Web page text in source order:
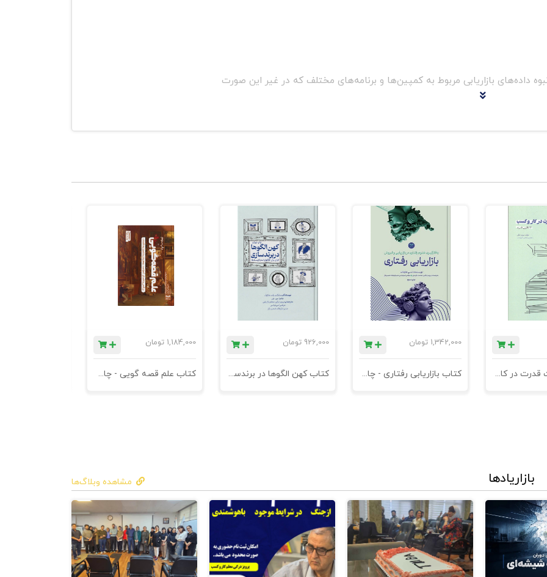
داده‌های بازاریابی مربوط به کمپین‌ها و برنامه‌های مختلف که در غیر این صورت
هوش مصنوعی به کسب‌وکار کمک می‌کنند تا بر اساس داده‌های گذشته و جدید،
خود پیدا کنند.
برای استراتژی بازاریابی، مانند زیرنویس‌ ویدیو، عنوان ایمیل، تبلیغ وب، وبلاگ‌ها و
با کمک ابزارهای بازاریابی مثل صفحه وب، پست رسانه‌های اجتماعی یا ایمیل
به یک اقدام خاص مثل کلیک کردن روی لینک، ثبت‌نام یا خرید
کتاب مدیریت قدرت در کاروکسب
1,342,000 تومان
کتاب بازاریابی رفتاری - چاپ سوم
926,000 تومان
کتاب کهن الگوها در برندسازی - ابزاری برای خلاقها و استراتژیست ها
1,184,000 تومان
کتاب علم قصه گویی - چاپ سوم
مشاهده وبلاگ‌ها بازاریادها